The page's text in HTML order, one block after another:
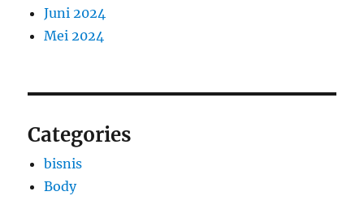
Juni 2024
Mei 2024
Categories
bisnis
Body